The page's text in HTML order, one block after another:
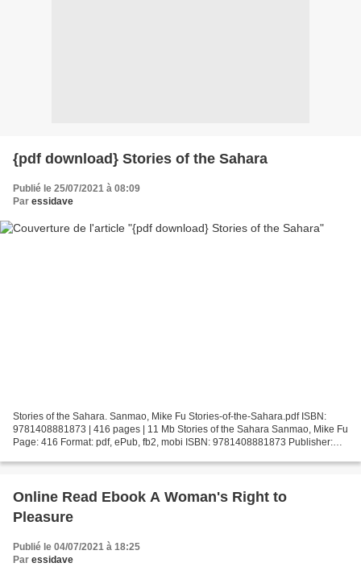
{pdf download} Stories of the Sahara
Publié le 25/07/2021 à 08:09
Par essidave
Stories of the Sahara. Sanmao, Mike Fu Stories-of-the-Sahara.pdf ISBN:
9781408881873 | 416 pages | 11 Mb Stories of the Sahara Sanmao, Mike Fu
Page: 416 Format: pdf, ePub, fb2, mobi ISBN: 9781408881873 Publisher:
Online Read Ebook A Woman's Right to
Pleasure
Publié le 04/07/2021 à 18:25
Par essidave